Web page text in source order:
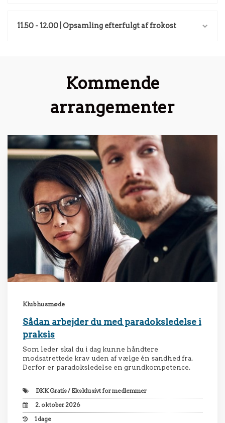
11.50 - 12.00 | Opsamling efterfulgt af frokost
Kommende
arrangementer
Klubhusmøde
Sådan arbejder du med paradoksledelse i
praksis
Som leder skal du i dag kunne håndtere
modsatrettede krav uden af vælge én sandhed fra.
Derfor er paradoksledelse en grundkompetence.
DKKGratis / Eksklusivt for medlemmer
2. oktober 2026
1dage